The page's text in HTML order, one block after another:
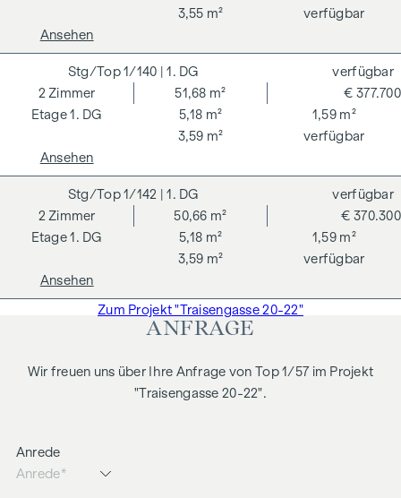
3,55 m²
verfügbar
Ansehen
1/140 | 1. DG
1. DG
2 Zimmer
51,68 m²
5,18 m²
1,59 m²
3,59 m²
€ 377.700
verfügbar
verfügbar
Ansehen
1/142 | 1. DG
1. DG
2 Zimmer
50,66 m²
5,18 m²
1,59 m²
3,59 m²
€ 370.300
verfügbar
verfügbar
Ansehen
Zum Projekt "Traisengasse 20-22"
ANFRAGE
Wir freuen uns über Ihre Anfrage von Top 1/57 im Projekt
"Traisengasse 20-22".
Anrede